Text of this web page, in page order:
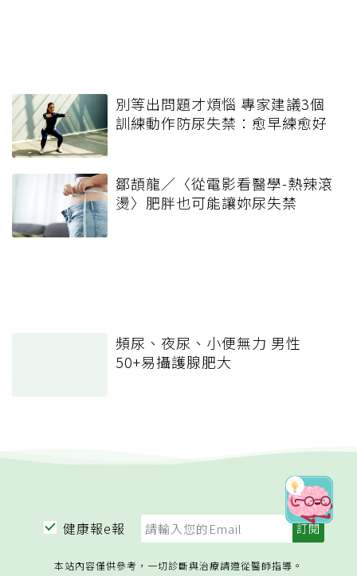
別等出問題才煩惱 專家建議3個
訓練動作防尿失禁：愈早練愈好
鄒頡龍／〈從電影看醫學-熱辣滾
燙〉肥胖也可能讓妳尿失禁
頻尿、夜尿、小便無力 男性
50+易攝護腺肥大
健康報e報
本站內容僅供參考，一切診斷與治療請遵從醫師指導。